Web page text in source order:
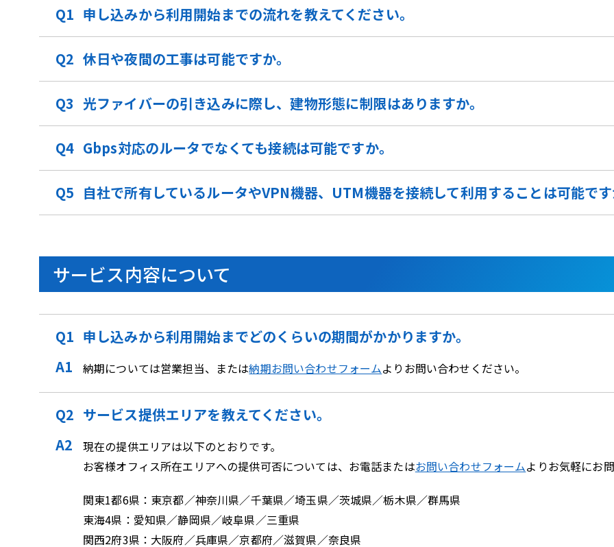
申し込みから利用開始までの流れを教えてください。
休日や夜間の工事は可能ですか。
光ファイバーの引き込みに際し、建物形態に制限はありますか。
Gbps対応のルータでなくても接続は可能ですか。
自社で所有しているルータやVPN機器、UTM機器を接続して利用することは可能で
サービス内容について
申し込みから利用開始までどのくらいの期間がかかりますか。
納期については営業担当、または納期お問い合わせフォームよりお問い合わせください。
サービス提供エリアを教えてください。
現在の提供エリアは以下のとおりです。
お客様オフィス所在エリアへの提供可否については、お電話またはお問い合わせフォームよりお気軽にお
関東1都6県：東京都／神奈川県／千葉県／埼玉県／茨城県／栃木県／群馬県
東海4県：愛知県／静岡県／岐阜県／三重県
関西2府3県：大阪府／兵庫県／京都府／滋賀県／奈良県